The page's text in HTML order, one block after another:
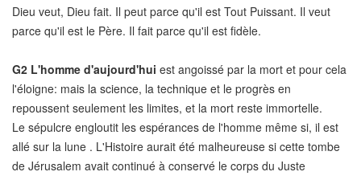
Dieu veut, Dieu fait. Il peut parce qu'il est Tout Puissant. Il veut
parce qu'il est le Père. Il fait parce qu'il est fidèle.
G2 L'homme d'aujourd'hui est angoissé par la mort et pour cela
l'éloigne: mais la science, la technique et le progrès en
repoussent seulement les limites, et la mort reste immortelle.
Le sépulcre engloutit les espérances de l'homme même si, il est
allé sur la lune . L'Histoire aurait été malheureuse si cette tombe
de Jérusalem avait continué à conservé le corps du Juste